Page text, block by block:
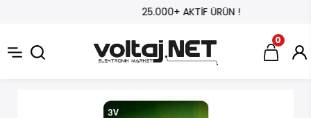
25.000+ AKTİF ÜRÜN !
0